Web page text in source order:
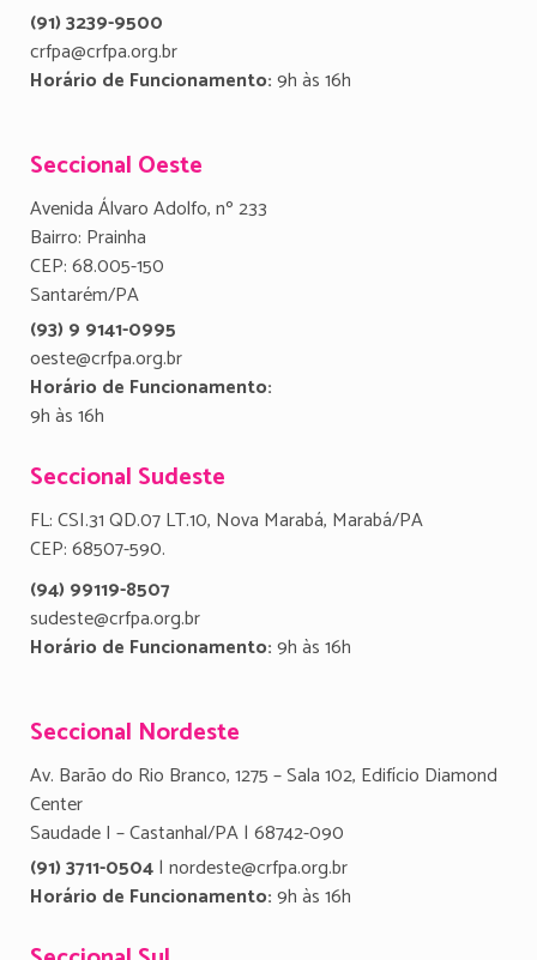
(91) 3239-9500
crfpa@crfpa.org.br
Horário de Funcionamento:9h às 16h
Seccional Oeste
Avenida Álvaro Adolfo, nº 233
Bairro: Prainha
CEP: 68.005-150
Santarém/PA
(93) 9 9141-0995
oeste@crfpa.org.br
Horário de Funcionamento:
9h às 16h
Seccional Sudeste
FL: CSI.31 QD.07 LT.10, Nova Marabá, Marabá/PA
CEP: 68507-590.
(94) 99119-8507
sudeste@crfpa.org.br
Horário de Funcionamento:9h às 16h
Seccional Nordeste
Av. Barão do Rio Branco, 1275 – Sala 102, Edifício Diamond
Center
Saudade I – Castanhal/PA | 68742-090
(91) 3711-0504| nordeste@crfpa.org.br
Horário de Funcionamento:9h às 16h